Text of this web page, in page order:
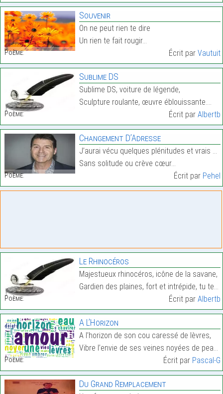
Poème:
Souvenir
On ne peut rien te dire
Un rien te fait rougir…
Écrit par Vautuit
Poème:
Sublime DS
Sublime DS, voiture de légende,
Sculpture roulante, œuvre éblouissante.…
Écrit par Albertb
Poème:
Changement D’Adresse
J’aurai vécu quelques plénitudes et vrais bonheurs
Sans solitude ou crève cœur…
Écrit par Pehel
Poème:
Le Rhinocéros
Majestueux rhinocéros, icône de la savane,
Gardien des plaines, fort et intrépide, tu te pava…
Écrit par Albertb
Poème:
A L’Horizon
A l’horizon de son cou caressé de lèvres,
Vibre l’envie de ses veines noyées de peau…
Écrit par Pascal-G
Du Grand Remplacement